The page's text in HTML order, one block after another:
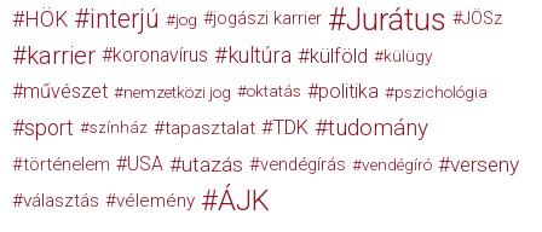
HÖK interjú jog jogászi karrier Jurátus JÖSz
karrier koronavírus kultúra külföld külügy
művészet nemzetközi jog oktatás politika pszichológia
sport színház tapasztalat TDK tudomány
történelem USA utazás vendégírás vendégíró verseny
választás vélemény ÁJK